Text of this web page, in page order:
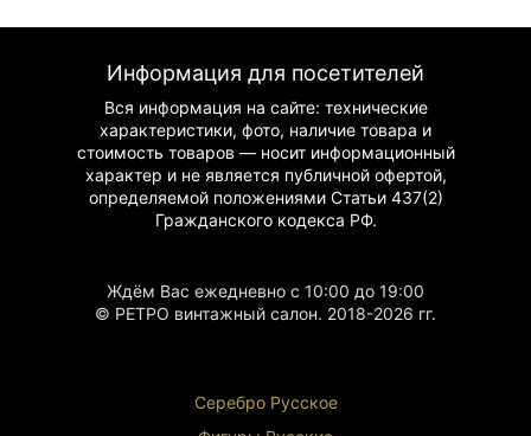
Эстетика: Элегантный стиль модерн и
аллегорический характер делают её
идеальным подарком.
Редкость: Эксклюзивный предмет, который
сложно найти.
Информация для посетителей
Вся информация на сайте: технические
характеристики, фото, наличие товара и
стоимость товаров — носит информационный
характер и не является публичной офертой,
определяемой положениями Статьи 437(2)
Гражданскогокодекса РФ.
Ждём Вас ежедневно с 10:00 до 19:00
© РЕТРО винтажный салон. 2018-2026 гг.
Серебро Русское